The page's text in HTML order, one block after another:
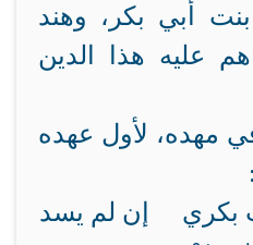
أبي بكر، وهند
عليه هذا الدين
مهده، لأول عهده
بكري إن لم يسد